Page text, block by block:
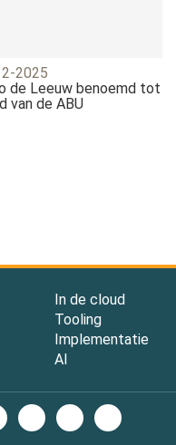
2025
de Leeuw benoemd tot
van de ABU
In de cloud
Tooling
Implementatie
AI